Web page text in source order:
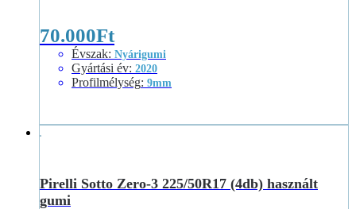
70.000Ft
Évszak: Nyárigumi
Gyártási év: 2020
Profilmélység: 9mm
Pirelli Sotto Zero-3 225/50R17 (4db) használt
gumi